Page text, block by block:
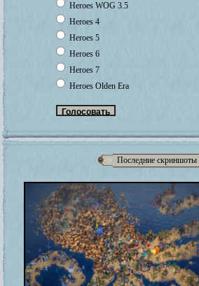
Heroes WOG 3.5
Heroes 4
Heroes 5
Heroes 6
Heroes 7
Heroes Olden Era
Последние скриншоты